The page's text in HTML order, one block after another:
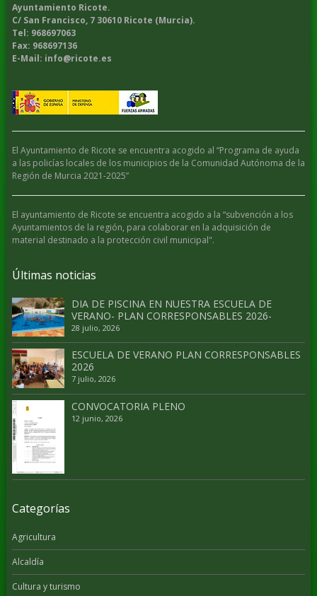
Ayuntamiento Ricote.
C/ San Francisco, 7 30610 Ricote (Murcia).
Tel: 968697063
Fax: 968697136
E-Mail: info@ricote.es
El Ayuntamiento de Ricote se encuentra acogido al “Programa de ayuda
a las policías locales de los municipios de la Comunidad Autónoma de la
Región de Murcia 2021-2025”
El ayuntamiento de Ricote se encuentra acogido a la “subvención a los
Ayuntamientos de la región, para colaborar en la adquisición de
material destinado a la protección civil municipal".
Últimas noticias
DIA DE PISCINA EN NUESTRA ESCUELA DE
VERANO- PLAN CORRESPONSABLES 2026-
28 julio, 2026
ESCUELA DE VERANO PLAN CORRESPONSABLES
2026
7 julio, 2026
CONVOCATORIA PLENO
12 junio, 2026
Categorías
Agricultura
Alcaldía
Cultura y turismo